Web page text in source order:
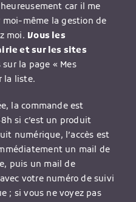
car il me
moi-même la gestion de
moi. Vous les
et sur les sites
la page « Mes
la liste.
la commande est
si c’est un produit
numérique, l’accès est
un mail de
puis un mail de
votre numéro de suivi
; si vous ne voyez pas